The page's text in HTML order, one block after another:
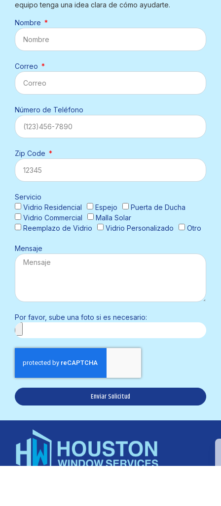
equipo tenga una idea clara de cómo ayudarte.
Nombre
Correo
Número de Teléfono
Zip Code
Servicio
Vidrio Residencial
Espejo
Puerta de Ducha
Vidrio Commercial
Malla Solar
Reemplazo de Vidrio
Vidrio Personalizado Otro
Mensaje
Por favor, sube una foto si es necesario:
Enviar Solicitud